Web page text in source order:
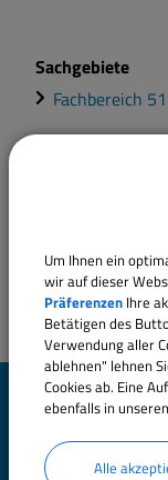
Sachgebiete
Fachbereich
a.d.Donau
Um Ihnen ein
wir auf dieser
Präferenzen Ihre
Betätigen des
Verwendung aller
ablehnen" lehnen
Cookies ab. Eine
ebenfalls in
Alle